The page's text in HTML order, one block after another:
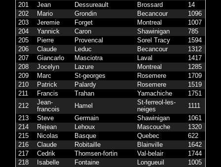
201
Jean Dessureault Brossard 14
202
Mario Grondin Becancour 1096
203
Jeremie Forget Montreal 1007
204
Yannick Caron Shawinigan 785
205
Pierre Provencal Sorel Tracy 1594
206
Claude Leduc Becancour 1312
207
Giancarlo Masciotra Laval 1417
208
Jocelyn Lazure Montreal 1285
209
Marc St-georges Rosemere 1709
210
Patrick Palardy Rosemere 1519
211
Francis Trahan Yamachiche 1751
212
Jean-
francois
Hamel
St-ferreol-les-
neiges
1111
213
Steve Germain Shawinigan 1061
214
Rejean Lehoux Mascouche 1320
215
Nicolas Basque Quebec 622
216
Claude Robitaille Blainville 1642
217
Cedrik Thomsen-fortin Val-belair 1744
218
Isabelle Fontaine Longueuil 1005